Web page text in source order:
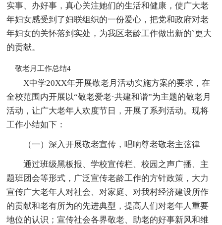
实事、办好事，真心关注她们的生活和健康，使广大老
年妇女感受到了妇联组织的一份爱心，把党和政府对老
年妇女的关怀落到实处，为我区老龄工作做出新的`更大
的贡献。
敬老月工作总结4
X中学20XX年开展敬老月活动实施方案的要求，在
全校范围内开展以“敬老爱老·共建和谐”为主题的敬老月
活动，让广大老年人欢度节日，开展了系列活动。现将
工作小结如下：
（一）深入开展敬老宣传，唱响尊老敬老主弦律
通过班级黑板报、学校宣传栏、校园之声广播、主
题班团会等形式，广泛宣传老龄工作的方针政策，大力
宣传广大老年人对社会、对家庭、对我村经济建设所作
的贡献和老有所为的先进典型，提高人们对老年人重要
地位的认识；宣传社会各界敬老、助老的好事新风和维